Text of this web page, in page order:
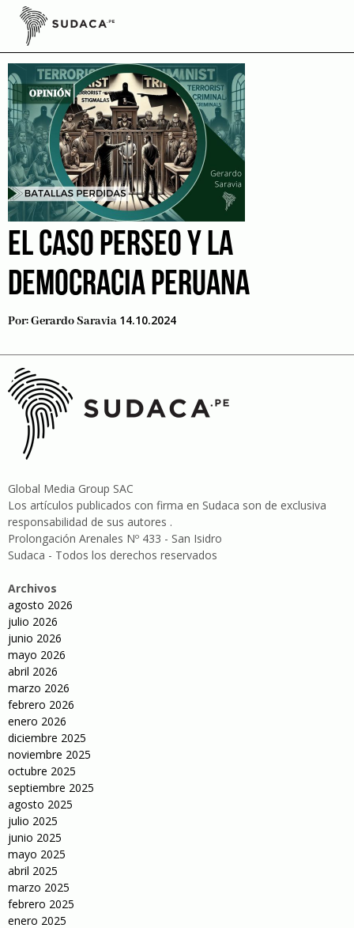
Skip
contentsubversion
EL CASO PERSEO Y LA
DEMOCRACIA PERUANA
Por:Gerardo Saravia 14.10.2024
Global Media Group SAC
Los artículos publicados con firma en Sudaca son de exclusiva
responsabilidad de sus autores .
Prolongación Arenales Nº 433 - San Isidro
Sudaca - Todos los derechos reservados
Archivos
agosto 2026
julio 2026
junio 2026
mayo 2026
abril 2026
marzo 2026
febrero 2026
enero 2026
diciembre 2025
noviembre 2025
octubre 2025
septiembre 2025
agosto 2025
julio 2025
junio 2025
mayo 2025
abril 2025
marzo 2025
febrero 2025
enero 2025